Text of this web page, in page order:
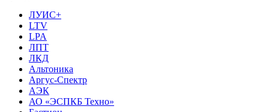
ЛУИС+
LTV
LPA
ЛПТ
ЛКД
Альтоника
Аргус-Спектр
АЭК
АО «ЭСПКБ Техно»